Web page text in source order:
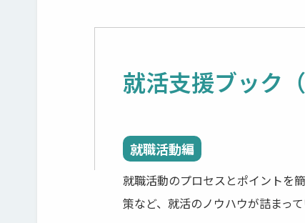
就活支援ブック
就職活動編
就職活動のプロセスとポイントを
策など、就活のノウハウが詰まって